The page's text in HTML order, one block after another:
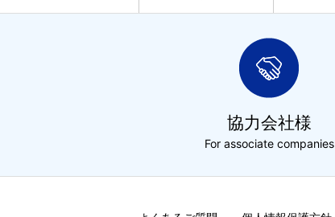
協力会社様
For associate companies